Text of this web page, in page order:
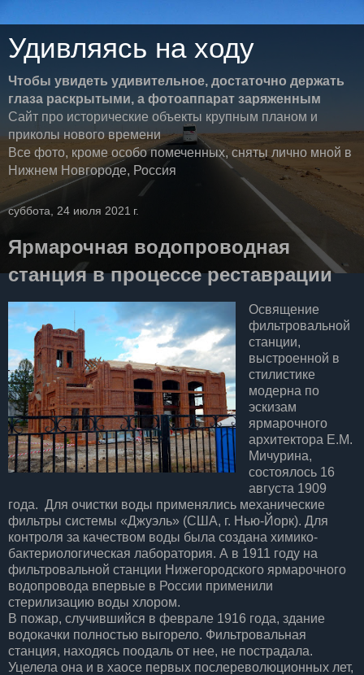
Удивляясь на ходу
Чтобы увидеть удивительное, достаточно держать
глаза раскрытыми, а фотоаппарат заряженным
Сайт про исторические объекты крупным планом и
приколы нового времени
Все фото, кроме особо помеченных, сняты лично мной в
Нижнем Новгороде, Россия
суббота, 24 июля 2021 г.
Ярмарочная водопроводная
станция в процессе реставрации
Освящение
фильтровальной
станции,
выстроенной в
стилистике
модерна по
эскизам
ярмарочного
архитектора Е.М.
Мичурина,
состоялось 16
августа 1909
года. Для очистки воды применялись механические
фильтры системы «Джуэль» (США, г. Нью-Йорк). Для
контроля за качеством воды была создана химико-
бактериологическая лаборатория. А в 1911 году на
фильтровальной станции Нижегородского ярмарочного
водопровода впервые в России применили
стерилизацию воды хлором.
В пожар, случившийся в феврале 1916 года, здание
водокачки полностью выгорело. Фильтровальная
станция, находясь поодаль от нее, не пострадала.
Уцелела она и в хаосе первых послереволюционных лет,